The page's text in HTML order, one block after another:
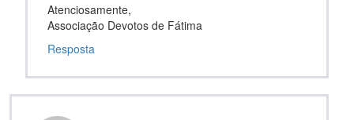
Atenciosamente,
Associação Devotos de Fátima
Resposta